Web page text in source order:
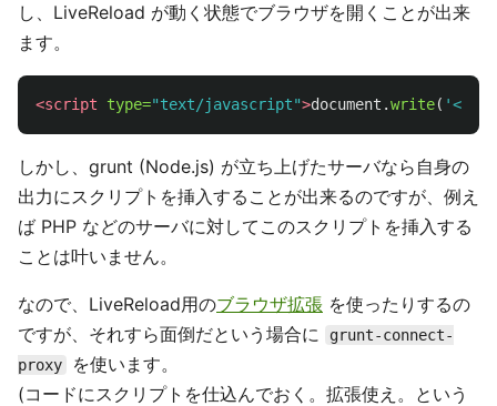
し、LiveReload が動く状態でブラウザを開くことが出来
ます。
<script type="text/javascript">document .write( '
しかし、grunt (Node.js) が立ち上げたサーバなら自身の
出力にスクリプトを挿入することが出来るのですが、例え
ば PHP などのサーバに対してこのスクリプトを挿入する
ことは叶いません。
なので、LiveReload用のブラウザ拡張 を使ったりするの
ですが、それすら面倒だという場合に
grunt-connect-
proxy
を使います。
(コードにスクリプトを仕込んでおく。拡張使え。という